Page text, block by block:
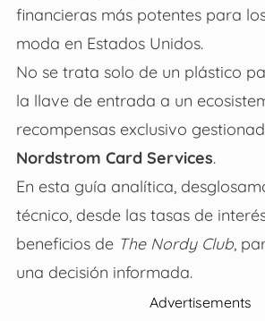
financieras más potentes para
moda en Estados Unidos.
No se trata solo de un plástico
la llave de entrada a un
recompensas exclusivo
Nordstrom Card Services.
En esta guía analítica,
técnico, desde las tasas de
beneficios de The Nordy Club,
una decisión informada.
Advertisements